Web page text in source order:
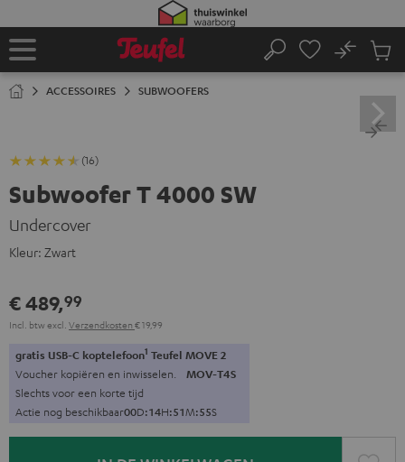
Home
Zoeken
No
ACCESSOIRES SUBWOOFERS
(16)
Subwoofer T 4000 SW
Undercover
Kleur: Zwart
€ 489,99
Incl. btwexcl. Verzendkosten € 19,99
gratis USB-C koptelefoon1 Teufel MOVE 2
Voucher kopiëren en inwisselen. MOV-T4S
Slechts voor een korte tijd
Actie nog beschikbaar00D:14H:51M:54S